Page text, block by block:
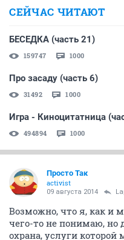
СЕЙЧАС ЧИТАЮТ
БЕСЕДКА (часть 21)
159747 1000
Про засаду (часть 6)
31492 1000
Игра - Киноцитатница
494894 1000
Просто Так
activist
09 августа 2014
Возможно, что я, как и
чего-то не понимаю, но
охрана, услуги